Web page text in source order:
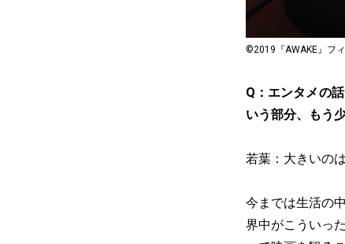
©2019『AWAKE』フ
Q：エンタメの
いう部分、もう
若葉：大きいの
今までは生活の
界中がこういっ